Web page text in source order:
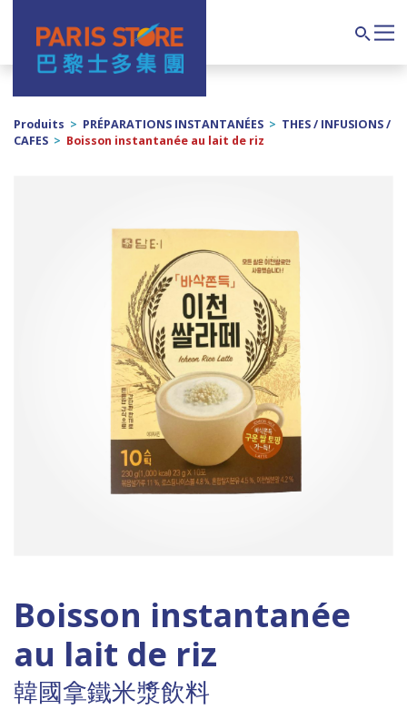
Navigation principale
Produits > PRÉPARATIONS INSTANTANÉES > THES / INFUSIONS /
CAFES > Boisson instantanée au lait de riz
Boisson instantanée
au lait de riz
韓國拿鐵米漿飲料